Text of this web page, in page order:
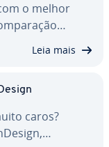
o melhor
Leia mais
caros?